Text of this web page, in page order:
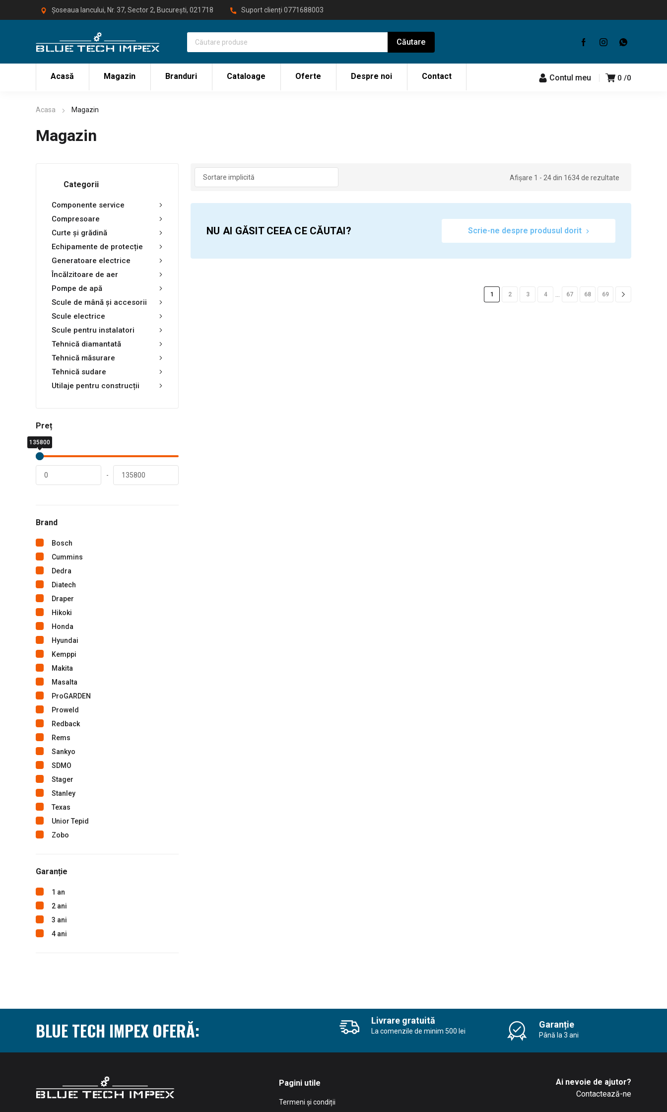
Șoseaua Iancului, Nr. 37, Sector 2, București, 021718 Suport clienți 0771688003
Acasă Magazin Branduri Cataloage Oferte Despre noi Contact 0 0
Contul meu
Acasa Magazin
Magazin
Categorii
Componente service
Compresoare
Curte și grădină
Echipamente de protecție
Generatoare electrice
Încălzitoare de aer
Pompe de apă
Scule de mână și accesorii
Scule electrice
Scule pentru instalatori
Tehnică diamantată
Tehnică măsurare
Tehnică sudare
Utilaje pentru construcții
Preț
0
lei
135800
lei
-
Brand
Bosch
Cummins
Dedra
Diatech
Draper
Hikoki
Honda
Hyundai
Kemppi
Makita
Masalta
ProGARDEN
Proweld
Redback
Rems
Sankyo
SDMO
Stager
Stanley
Texas
Unior Tepid
Zobo
Garanție
1 an
2 ani
3 ani
4 ani
Afișare 1 - 24 din 1634 de rezultate
NU AI GĂSIT CEEA CE CĂUTAI? Scrie-ne despre produsul dorit
1 2 3 4 … 67 68 69
BLUE TECH IMPEX OFERĂ: Livrare gratuită
La comenzile de minim 500 lei
Garanție
Până la 3 ani
Pagini utile
Termeni și condiții
Ai nevoie de ajutor?
Contactează-ne